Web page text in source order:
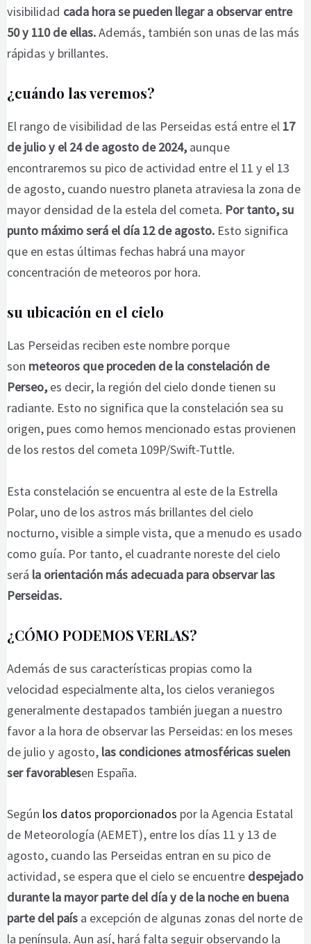
visibilidad cada hora se pueden llegar a observar entre
50 y 110 de ellas.Además, también son unas de las más
rápidas y brillantes.
¿cuándo las veremos?
El rango de visibilidad de las Perseidas está entre el 17
de julio y el 24 de agosto de 2024,aunque
encontraremos su pico de actividad entre el 11 y el 13
de agosto, cuando nuestro planeta atraviesa la zona de
mayor densidad de la estela del cometa. Por tanto, su
punto máximo será el día 12 de agosto. Esto significa
que en estas últimas fechas habrá una mayor
concentración de meteoros por hora.
su ubicación en el cielo
Las Perseidas reciben este nombre porque
son meteoros que proceden de la constelación de
Perseo,es decir, la región del cielo donde tienen su
radiante. Esto no significa que la constelación sea su
origen, pues como hemos mencionado estas provienen
de los restos del cometa 109P/Swift-Tuttle.
Esta constelación se encuentra al este de la Estrella
Polar, uno de los astros más brillantes del cielo
nocturno, visible a simple vista, que a menudo es usado
como guía. Por tanto, el cuadrante noreste del cielo
será la orientación más adecuada para observar las
Perseidas.
¿CÓMO PODEMOS VERLAS?
Además de sus características propias como la
velocidad especialmente alta, los cielos veraniegos
generalmente destapados también juegan a nuestro
favor a la hora de observar las Perseidas: en los meses
de julio y agosto, las condiciones atmosféricas suelen
ser favorablesen España.
Según los datos proporcionados por la Agencia Estatal
de Meteorología (AEMET), entre los días 11 y 13 de
agosto, cuando las Perseidas entran en su pico de
actividad, se espera que el cielo se encuentre despejado
durante la mayor parte del día y de la noche en buena
parte del paísa excepción de algunas zonas del norte de
la península. Aun así, hará falta seguir observando la